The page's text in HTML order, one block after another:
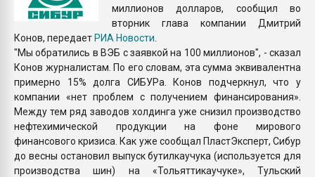
миллионов долларов, сообщил во
вторник глава компании Дмитрий
Конов, передаетРИА Новости
"Мы обратились в ВЭБ с заявкой на 100 миллионов", - сказал
Конов журналистам. По его словам, эта сумма эквивалентна
примерно 15% долга СИБУРа. Конов подчеркнул, что у
компании «нет проблем с получением финансирования».
Между тем ряд заводов холдинга уже снизил производство
нефтехимической продукции на фоне мирового
финансового кризиса. Как уже сообщал ПластЭксперт, Сибур
до весны остановил выпуск бутилкаучука (используется для
производства шин) на «Тольяттикаучуке», Тульский